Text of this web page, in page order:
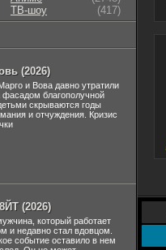
ТВ-шоу
(417)
(2026)
и Вова давно утратили
фасадом благополучной
скрываются годы
и отчуждения. Кризис
(2026)
который работает
и недавно стал вдовцом.
событие оставило в нем